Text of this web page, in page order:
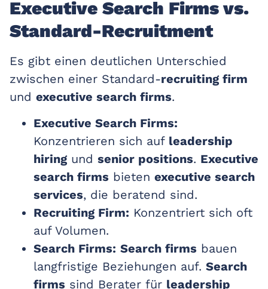
Executive Search Firms vs.
Standard-Recruitment
Es gibt einen deutlichen Unterschied
zwischen einer Standard-recruiting firm
und executive search firms.
Executive Search Firms:
Konzentrieren sich auf leadership
hiring und senior positions. Executive
search firms bieten executive search
services, die beratend sind.
Recruiting Firm: Konzentriert sich oft
auf Volumen.
Search Firms: Search firms bauen
langfristige Beziehungen auf. Search
firms sind Berater für leadership